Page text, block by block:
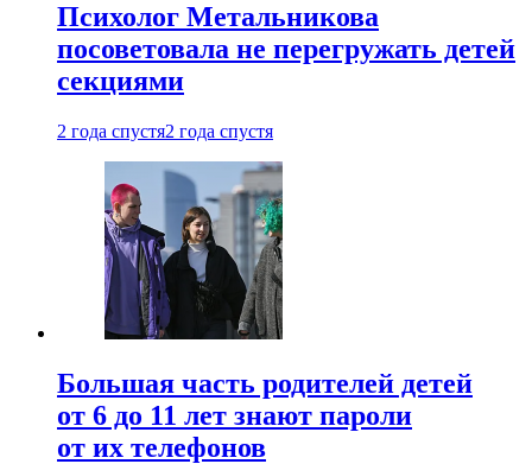
Психолог Метальникова
посоветовала не перегружать детей
секциями
2 года спустя2 года спустя
Большая часть родителей детей
от 6 до 11 лет знают пароли
от их телефонов